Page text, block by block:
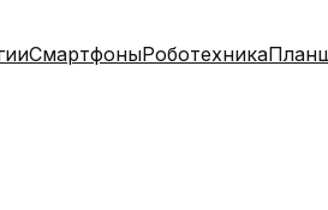
СмартфоныРоботехника